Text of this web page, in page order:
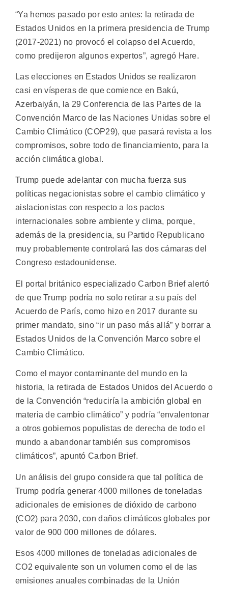
“Ya hemos pasado por esto antes: la retirada de
Estados Unidos en la primera presidencia de Trump
(2017-2021) no provocó el colapso del Acuerdo,
como predijeron algunos expertos”, agregó Hare.
Las elecciones en Estados Unidos se realizaron
casi en vísperas de que comience en Bakú,
Azerbaiyán, la 29 Conferencia de las Partes de la
Convención Marco de las Naciones Unidas sobre el
Cambio Climático (COP29), que pasará revista a los
compromisos, sobre todo de financiamiento, para la
acción climática global.
Trump puede adelantar con mucha fuerza sus
políticas negacionistas sobre el cambio climático y
aislacionistas con respecto a los pactos
internacionales sobre ambiente y clima, porque,
además de la presidencia, su Partido Republicano
muy probablemente controlará las dos cámaras del
Congreso estadounidense.
El portal británico especializado Carbon Brief alertó
de que Trump podría no solo retirar a su país del
Acuerdo de París, como hizo en 2017 durante su
primer mandato, sino “ir un paso más allá” y borrar a
Estados Unidos de la Convención Marco sobre el
Cambio Climático.
Como el mayor contaminante del mundo en la
historia, la retirada de Estados Unidos del Acuerdo o
de la Convención “reduciría la ambición global en
materia de cambio climático” y podría “envalentonar
a otros gobiernos populistas de derecha de todo el
mundo a abandonar también sus compromisos
climáticos”, apuntó Carbon Brief.
Un análisis del grupo considera que tal política de
Trump podría generar 4000 millones de toneladas
adicionales de emisiones de dióxido de carbono
(CO2) para 2030, con daños climáticos globales por
valor de 900 000 millones de dólares.
Esos 4000 millones de toneladas adicionales de
CO2 equivalente son un volumen como el de las
emisiones anuales combinadas de la Unión